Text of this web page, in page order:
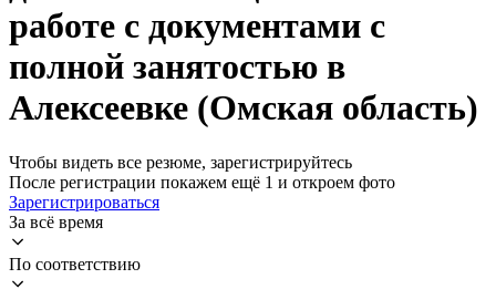
работе с документами с
полной занятостью в
Алексеевке (Омская область)
Чтобы видеть все резюме, зарегистрируйтесь
После регистрации покажем ещё 1 и откроем фото
Зарегистрироваться
За всё время
По соответствию